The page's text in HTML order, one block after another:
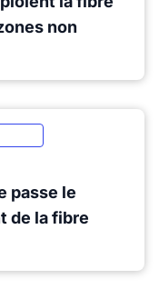
non
passe le
de la fibre